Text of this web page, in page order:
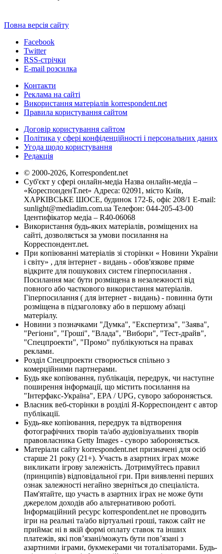
Повна версія сайту
Facebook
Twitter
RSS-стрічки
E-mail розсилка
Контакти
Реклама на сайті
Використання матеріалів korrespondent.net
Правила користування сайтом
Договір користування сайтом
Політика у сфері конфіденційності і персональних даних
Угода щодо користування
Редакція
© 2000-2026, Korrespondent.net
Суб'єкт у сфері онлайн-медіа Назва онлайн-медіа –
«КореспонденТ.net» Адреса: 02091, місто Київ,
ХАРКІВСЬКЕ ШОСЕ, будинок 172-Б, офіс 208/1 E-mail:
sunlight@mediadim.com.ua Телефон: 044-205-43-00
Ідентифікатор медіа – R40-06068
Використання будь-яких матеріалів, розміщених на
сайті, дозволяється за умови посилання на
Корреспондент.net.
При копіюванні матеріалів зі сторінки « Новини України
і світу» , для інтернет - видань - обов'язкове пряме
відкрите для пошукових систем гіперпосилання .
Посилання має бути розміщена в незалежності від
повного або часткового використання матеріалів.
Гіперпосилання ( для інтернет - видань) - повинна бути
розміщена в підзаголовку або в першому абзаці
матеріалу.
Новини з позначками "Думка", "Експертиза", "Заява",
"Регіони", "Гроші", "Влада", "Вибори", "Тест-драйв",
"Спецпроекти", "Промо" публікуються на правах
реклами.
Розділ Спецпроекти створюється спільно з
комерційними партнерами.
Будь яке копіювання, публікація, передрук, чи наступне
поширення інформації, що містить посилання на
"Інтерфакс-Україна", EPA / UPG, суворо забороняється.
Власник веб-сторінки в розділі Я-Корреспондент є автор
публікації.
Будь-яке копіювання, передрук та відтворення
фотографічних творів та/або аудіовізуальних творів
правовласника Getty Images - суворо забороняється.
Матеріали сайту korrespondent.net призначені для осіб
старше 21 року (21+). Участь в азартних іграх може
викликати ігрову залежність. Дотримуйтесь правил
(принципів) відповідальної гри. При виявленні перших
ознак залежності негайно зверніться до спеціаліста.
Пам'ятайте, що участь в азартних іграх не може бути
джерелом доходів або альтернативою роботі.
Інформаційний ресурс korrespondent.net не проводить
ігри на реальні та/або віртуальні гроші, також сайт не
приймає ні в якій формі оплату ставок та інших
платежів, які пов’язані/можуть бути пов’язані з
азартними іграми, букмекерами чи тоталізаторами. Будь-